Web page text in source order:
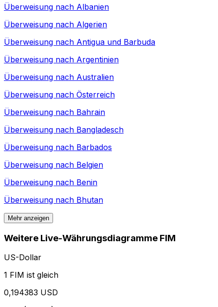
Überweisung nach Albanien
Überweisung nach Algerien
Überweisung nach Antigua und Barbuda
Überweisung nach Argentinien
Überweisung nach Australien
Überweisung nach Österreich
Überweisung nach Bahrain
Überweisung nach Bangladesch
Überweisung nach Barbados
Überweisung nach Belgien
Überweisung nach Benin
Überweisung nach Bhutan
Mehr anzeigen
Weitere Live-Währungsdiagramme FIM
US-Dollar
1 FIM ist gleich
0,194383 USD